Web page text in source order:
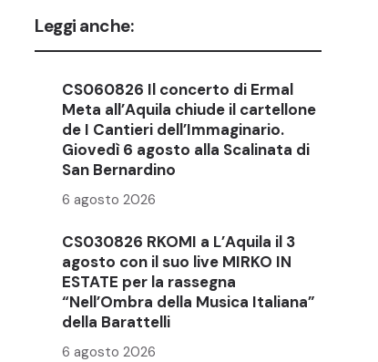
Leggi anche:
CS060826 Il concerto di Ermal
Meta all’Aquila chiude il cartellone
de I Cantieri dell’Immaginario.
Giovedì 6 agosto alla Scalinata di
San Bernardino
6 agosto 2026
CS030826 RKOMI a L’Aquila il 3
agosto con il suo live MIRKO IN
ESTATE per la rassegna
“Nell’Ombra della Musica Italiana”
della Barattelli
6 agosto 2026